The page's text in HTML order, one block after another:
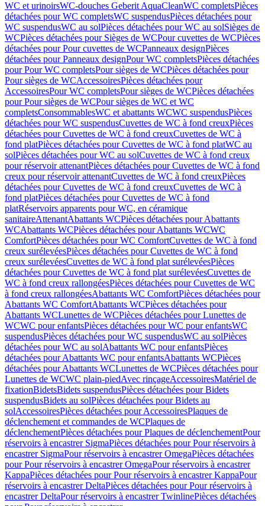
WC et urinoirsWC-douches Geberit AquaCleanWC completsPièces
détachées pour WC completsWC suspendusPièces détachées pour
WC suspendusWC au solPièces détachées pour WC au solSièges de
WCPièces détachées pour Sièges de WCPour cuvettes de WCPièces
détachées pour Pour cuvettes de WCPanneaux designPièces
détachées pour Panneaux designPour WC completsPièces détachées
pour Pour WC completsPour sièges de WCPièces détachées pour
Pour sièges de WCAccessoiresPièces détachées pour
AccessoiresPour WC completsPour sièges de WCPièces détachées
pour Pour sièges de WCPour sièges de WC et WC
completsConsommablesWC et abattants WCWC suspendusPièces
détachées pour WC suspendusCuvettes de WC à fond creuxPièces
détachées pour Cuvettes de WC à fond creuxCuvettes de WC à
fond platPièces détachées pour Cuvettes de WC à fond platWC au
solPièces détachées pour WC au solCuvettes de WC à fond creux
pour réservoir attenantPièces détachées pour Cuvettes de WC à fond
creux pour réservoir attenantCuvettes de WC à fond creuxPièces
détachées pour Cuvettes de WC à fond creuxCuvettes de WC à
fond platPièces détachées pour Cuvettes de WC à fond
platRéservoirs apparents pour WC, en céramique
sanitaireAttenantAbattants WCPièces détachées pour Abattants
WCAbattants WCPièces détachées pour Abattants WCWC
ComfortPièces détachées pour WC ComfortCuvettes de WC à fond
creux surélevéesPièces détachées pour Cuvettes de WC à fond
creux surélevéesCuvettes de WC à fond plat surélevéesPièces
détachées pour Cuvettes de WC à fond plat surélevéesCuvettes de
WC à fond creux rallongéesPièces détachées pour Cuvettes de WC
à fond creux rallongéesAbattants WC ComfortPièces détachées pour
Abattants WC ComfortAbattants WCPièces détachées pour
Abattants WCLunettes de WCPièces détachées pour Lunettes de
WCWC pour enfantsPièces détachées pour WC pour enfantsWC
suspendusPièces détachées pour WC suspendusWC au solPièces
détachées pour WC au solAbattants WC pour enfantsPièces
détachées pour Abattants WC pour enfantsAbattants WCPièces
détachées pour Abattants WCLunettes de WCPièces détachées pour
Lunettes de WCWC plain-piedAvec rinçageAccessoiresMatériel de
fixationBidetsBidets suspendusPièces détachées pour Bidets
suspendusBidets au solPièces détachées pour Bidets au
solAccessoiresPièces détachées pour AccessoiresPlaques de
déclenchement et commandes de WCPlaques de
déclenchementPièces détachées pour Plaques de déclenchementPour
réservoirs à encastrer SigmaPièces détachées pour Pour réservoirs à
encastrer SigmaPour réservoirs à encastrer OmegaPièces détachées
pour Pour réservoirs à encastrer OmegaPour réservoirs à encastrer
KappaPièces détachées pour Pour réservoirs à encastrer KappaPour
réservoirs à encastrer DeltaPièces détachées pour Pour réservoirs à
encastrer DeltaPour réservoirs à encastrer TwinlinePièces détachées